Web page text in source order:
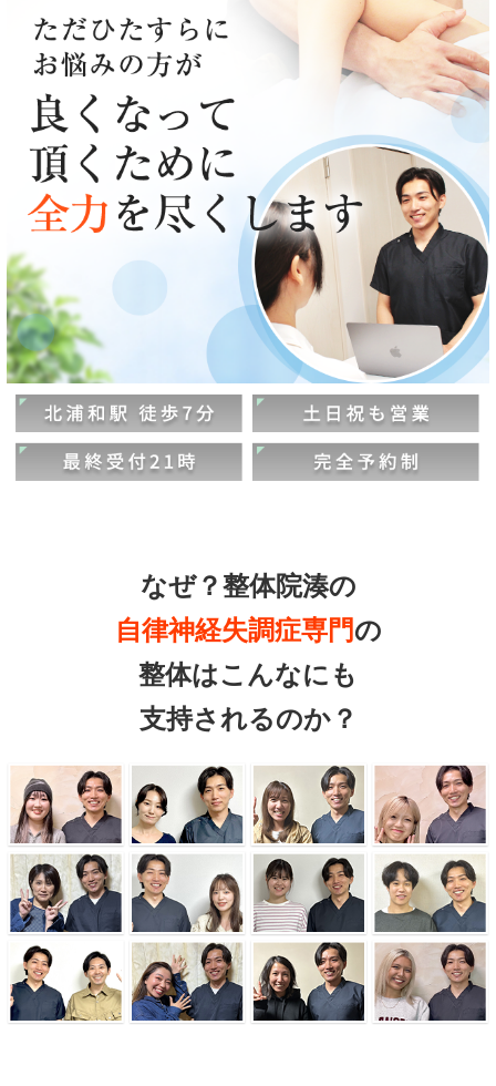
なぜ？整体院湊の
自律神経失調症専門の
整体はこんなにも
支持されるのか？